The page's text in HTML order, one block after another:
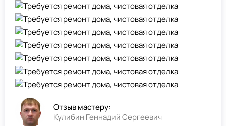
Отзыв мастеру:
Кулибин Геннадий Сергеевич